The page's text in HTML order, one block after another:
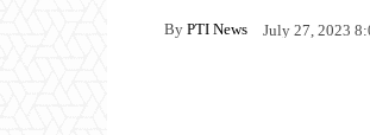
By PTI News July 27, 2023